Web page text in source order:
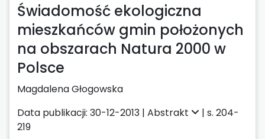
Świadomość ekologiczna
mieszkańców gmin położonych
na obszarach Natura 2000 w
Polsce
Magdalena Głogowska
Data publikacji: 30-12-2013 | Abstrakt
| s. 204-
219